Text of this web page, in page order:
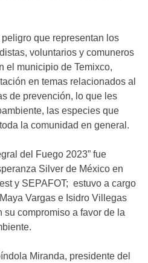
que representan los
voluntarios y comuneros
el municipio de Temixco,
en temas relacionados al
de prevención, lo que les
las especies que
la comunidad en general.
del Fuego 2023” fue
Silver de México en
y SEPAFOT; estuvo a cargo
Vargas e Isidro Villegas
su compromiso a favor de la
Miranda, presidente del